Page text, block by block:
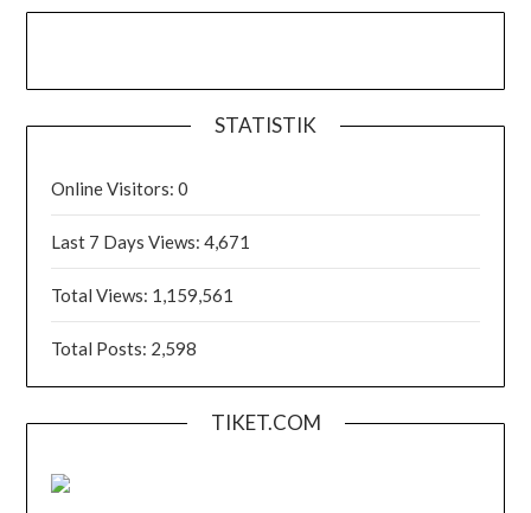
STATISTIK
Online Visitors:0
Last 7 Days Views:4,671
Total Views: 1,159,561
Total Posts: 2,598
TIKET.COM